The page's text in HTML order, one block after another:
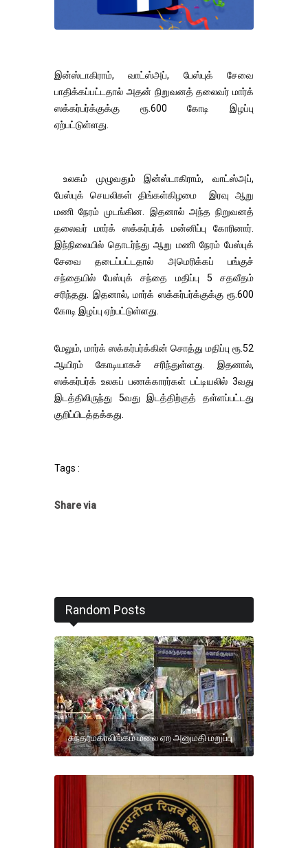
இன்ஸ்டாகிராம், வாட்ஸ்அப், பேஸ்புக் சேவை
பாதிக்கப்பட்டதால் அதன் நிறுவனத் தலைவர் மார்க்
ஸக்கர்பர்க்குக்கு ரூ.600 கோடி இழப்பு
ஏற்பட்டுள்ளது.
உலகம் முழுவதும் இன்ஸ்டாகிராம், வாட்ஸ்அப்,
பேஸ்புக் செயலிகள் திங்கள்கிழமை இரவு ஆறு
மணி நேரம் முடங்கின. இதனால் அந்த நிறுவனத்
தலைவர் மார்க் ஸக்கர்பர்க் மன்னிப்பு கோரினார்.
இந்நிலையில் தொடர்ந்து ஆறு மணி நேரம் பேஸ்புக்
சேவை தடைப்பட்டதால் அமெரிக்கப் பங்குச்
சந்தையில் பேஸ்புக் சந்தை மதிப்பு 5 சதவீதம்
சரிந்தது. இதனால், மார்க் ஸக்கர்பர்க்குக்கு ரூ.600
கோடி இழப்பு ஏற்பட்டுள்ளது.
மேலும், மார்க் ஸக்கர்பர்க்கின் சொத்து மதிப்பு ரூ.52
ஆயிரம் கோடியாகச் சரிந்துள்ளது. இதனால்,
ஸக்கர்பர்க் உலகப் பணக்காரர்கள் பட்டியலில் 3வது
இடத்திலிருந்து 5வது இடத்திற்குத் தள்ளப்பட்டது
குறிப்பிடத்தக்கது.
Tags :
Share via
Random Posts
சுந்தரமகாலிங்கம் மலை ஏற அனுமதி மறுப்பு